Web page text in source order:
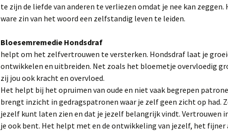
te zijn de liefde van anderen te verliezen omdat je nee kan
ware zin van het woord een zelfstandig leven te leiden.
Bloesemremedie Hondsdraf
helpt om het zelfvertrouwen te versterken. Hondsdraf laat je
ontwikkelen en uitbreiden. Net zoals het bloemetje overvloedig
zij jou ook kracht en overvloed.
Het helpt bij het opruimen van oude en niet vaak begrepen
brengt inzicht in gedragspatronen waar je zelf geen zicht op had.
jezelf kunt laten zien en dat je jezelf belangrijk vindt. Vertrouwen
je ook bent. Het helpt met en de ontwikkeling van jezelf, het